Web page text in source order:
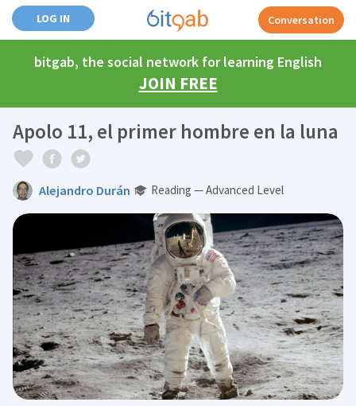
LOG IN Conversation
bitgab, the social network for learning English
JOIN FREE
Apolo 11, el primer hombre en la luna
Alejandro Durán Reading — Advanced Level